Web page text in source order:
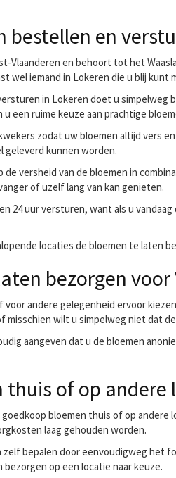
bestellen en
Vlaanderen en behoort tot het
wel iemand in Lokeren die u blij kunt
in Lokeren doet u
u een ruime keuze aan prachtige
zodat uw bloemen altijd vers
geleverd kunnen worden.
de versheid van de bloemen in
of uzelf lang van kan genieten.
24 uur versturen, want als u
locaties de bloemen te laten
bezorgen
voor andere gelegenheid ervoor
misschien wilt u simpelweg niet dat
aangeven dat u de bloemen
thuis of op
bloemen thuis of op
laag gehouden worden.
bepalen door eenvoudigweg het
op een locatie naar keuze.